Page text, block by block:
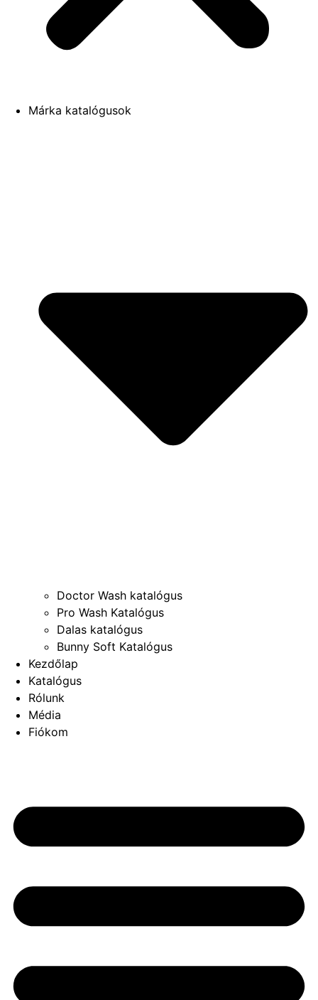
Márka katalógusok
Doctor Wash katalógus
Pro Wash Katalógus
Dalas katalógus
Bunny Soft Katalógus
Kezdőlap
Katalógus
Rólunk
Média
Fiókom